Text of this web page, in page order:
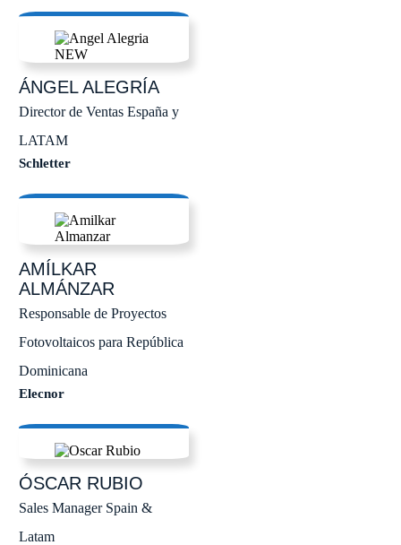
ÁNGELALEGRÍA
Director de Ventas España y
LATAM
Schletter
AMÍLKAR
ALMÁNZAR
Responsable de Proyectos
Fotovoltaicos para República
Dominicana
Elecnor
ÓSCAR RUBIO
Sales Manager Spain &
Latam